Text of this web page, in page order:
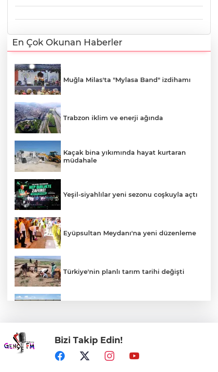
En Çok Okunan Haberler
Muğla Milas'ta "Mylasa Band" izdihamı
Trabzon iklim ve enerji ağında
Kaçak bina yıkımında hayat kurtaran
müdahale
Yeşil-siyahlılar yeni sezonu coşkuyla açtı
Eyüpsultan Meydanı'na yeni düzenleme
Türkiye'nin planlı tarım tarihi değişti
DEÜ Hastanesi'nde büyük dönüşüm
Bizi Takip Edin!